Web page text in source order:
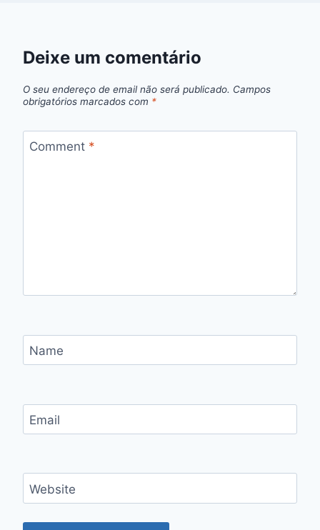
Deixe um comentário
O seu endereço de email não será publicado. Campos
obrigatórios marcados com *
Comment *
Name
Email
Website